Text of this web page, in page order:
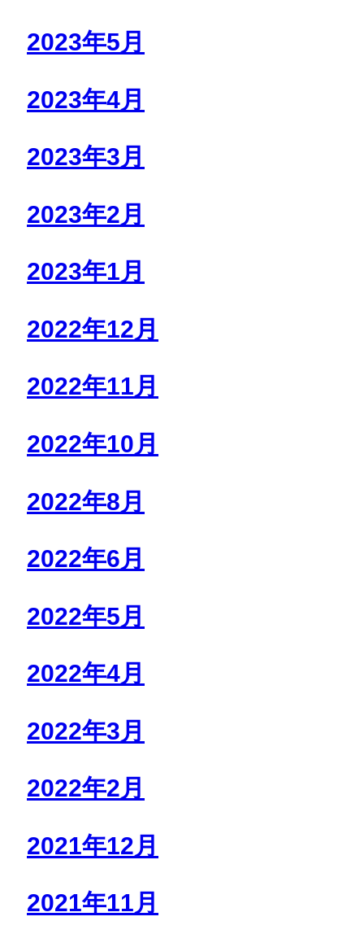
2023年5月
2023年4月
2023年3月
2023年2月
2023年1月
2022年12月
2022年11月
2022年10月
2022年8月
2022年6月
2022年5月
2022年4月
2022年3月
2022年2月
2021年12月
2021年11月